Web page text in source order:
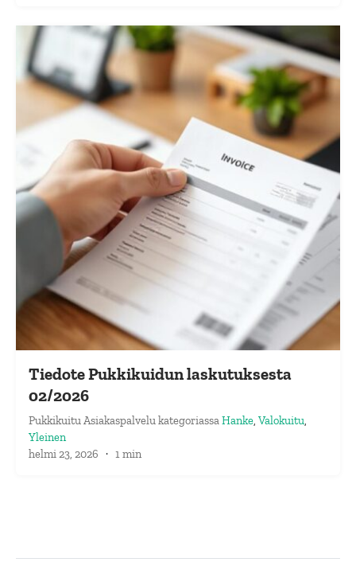
Tiedote Pukkikuidun laskutuksesta
02/2026
Pukkikuitu AsiakaspalvelukategoriassaHanke, Valokuitu,
Yleinen
helmi 23, 2026 · 1 min